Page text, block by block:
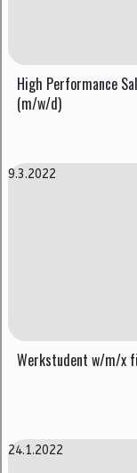
High Performance
(m/w/d)
9.3.2022
Werkstudent w/m/x
24.1.2022